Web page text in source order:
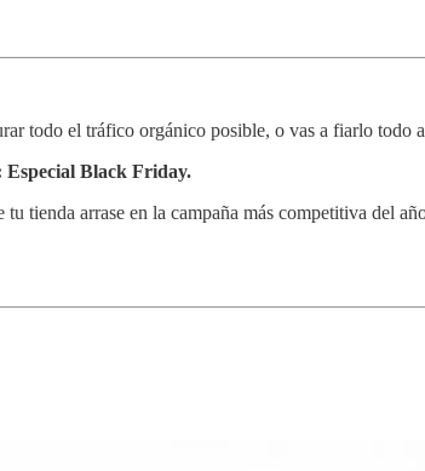
todo el tráfico orgánico posible, o vas a fiarlo todo
Especial Black Friday.
tienda arrase en la campaña más competitiva del